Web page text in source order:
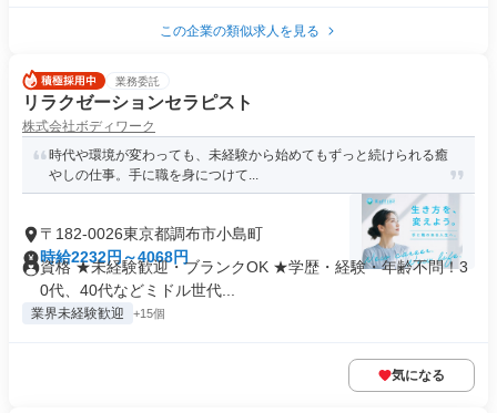
この企業の類似求人を見る
業務委託
リラクゼーションセラピスト
株式会社ボディワーク
時代や環境が変わっても、未経験から始めてもずっと続けられる癒
やしの仕事。手に職を身につけて...
〒182-0026東京都調布市小島町
時給2232円～4068円
資格 ★未経験歓迎・ブランクOK ★学歴・経験・年齢不問！3
0代、40代などミドル世代...
業界未経験歓迎 +15個
気になる